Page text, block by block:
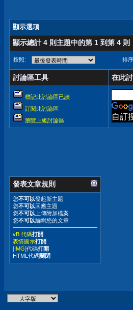
顯示選項
顯示總計 4 則主題中的第 1 到第 4 則
按照: 排
討論區工具 在此
標記此討論區已讀
訂閱此討論區
瀏覽上級討論區
自訂
發表文章規則
您不可以發起新主題
您不可以回應主題
您不可以 上傳附加檔案
您不可以編輯您的文章
vB 代碼打開
表情圖示打開
[IMG]代碼打開
HTML代碼關閉